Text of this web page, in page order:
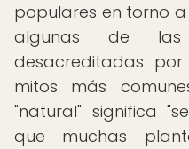
populares en torno
algunas de
desacreditadas
mitos más
"natural" significa
que muchas